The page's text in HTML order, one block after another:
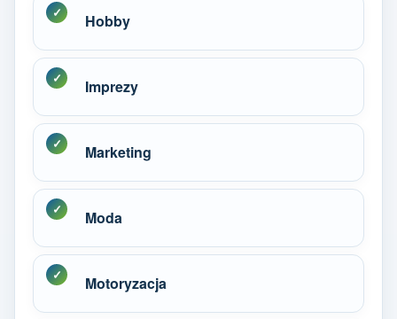
Hobby
Imprezy
Marketing
Moda
Motoryzacja